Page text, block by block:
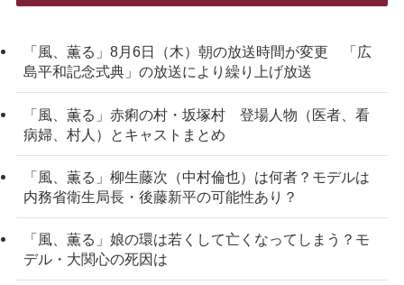
「風、薫る」8月6日（木）朝の放送時間が変更 「広
島平和記念式典」の放送により繰り上げ放送
「風、薫る」赤痢の村・坂塚村 登場人物（医者、看
病婦、村人）とキャストまとめ
「風、薫る」柳生藤次（中村倫也）は何者？モデルは
内務省衛生局長・後藤新平の可能性あり？
「風、薫る」娘の環は若くして亡くなってしまう？モ
デル・大関心の死因は